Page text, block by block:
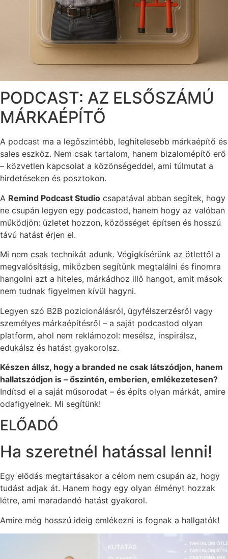
PODCAST: AZ ELSŐSZÁMÚ
MÁRKAÉPÍTŐ
A podcast ma a legőszintébb, leghitelesebb márkaépítő és
sales eszköz. Nem csak tartalom, hanem bizalomépítő erő
– közvetlen kapcsolat a közönségeddel, ami túlmutat a
hirdetéseken és posztokon.
A Remind Podcast Studio csapatával abban segítek, hogy
ne csupán legyen egy podcastod, hanem hogy az valóban
működjön: üzletet hozzon, közösséget építsen és hosszú
távú hatást érjen el.
Mi nem csak technikát adunk. Végigkísérünk az ötlettől a
megvalósításig, miközben segítünk megtalálni és finomra
hangolni azt a hiteles, márkádhoz illő hangot, amit mások
nem tudnak figyelmen kívül hagyni.
Legyen szó B2B pozicionálásról, ügyfélszerzésről vagy
személyes márkaépítésről – a saját podcastod olyan
platform, ahol nem reklámozol: mesélsz, inspirálsz,
edukálsz és hatást gyakorolsz.
Készen állsz, hogy a branded ne csak látszódjon, hanem
hallatszódjon is – őszintén, emberien, emlékezetesen?
Indítsd el a saját műsorodat – és építs olyan márkát, amire
odafigyelnek. Mi segítünk!
ELŐADÓ
Ha szeretnél hatással lenni!
Egy elődás megtartásakor a célom nem csupán az, hogy
tudást adjak át. Hanem hogy egy olyan élményt hozzak
létre, ami maradandó hatást gyakorol.
Amire még hosszú ideig emlékezni is fognak a hallgatók!